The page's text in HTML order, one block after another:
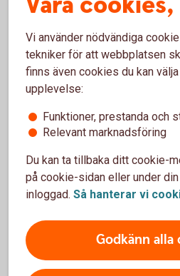
man courtage, precis som vid
Swedbanks Bull & Bear-certifikat
mobilbanken är avgiftsfri, för
prislista. Vid handel tas en
ut. Ett certifikats värde vid
marginaluttag. Se respektive
mer information om marginaluttag.
Viktigt att veta
Bull & Bear-certifikat är så kallade
Notes, och i slutliga villkor
certifikat. Det är viktigt att du
Vi använder nödvändiga
tekniker för att webbplatsen
finns även cookies du kan
upplevelse:
Funktioner, prestanda och
Relevant marknadsföring
Du kan ta tillbaka ditt cookie-
på cookie-sidan eller under
inloggad. Så hanterar vi
Godkänn alla